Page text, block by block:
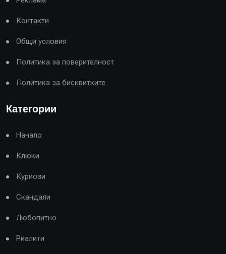
Контакти
Общи условия
Политика за поверителност
Политика за бисквитките
Категории
Начало
Клюки
Куриози
Скандали
Любопитно
Риалити